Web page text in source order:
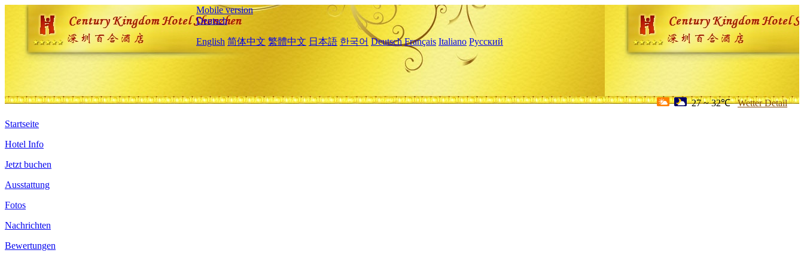
Mobile version
Deutsch
English 简体中文 繁體中文 日本語 한국어 Deutsch Français Italiano Русский
27 ~ 32℃ Wetter Detail
Startseite
Hotel Info
Jetzt buchen
Ausstattung
Fotos
Nachrichten
Bewertungen